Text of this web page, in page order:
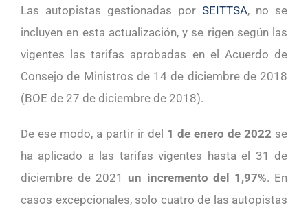
Las autopistas gestionadas por SEITTSA, no se
incluyen en esta actualización, y se rigen según las
vigentes las tarifas aprobadas en el Acuerdo de
Consejo de Ministros de 14 de diciembre de 2018
(BOE de 27 de diciembre de 2018).
De ese modo, a partir ir del 1 de enero de 2022 se
ha aplicado a las tarifas vigentes hasta el 31 de
diciembre de 2021 un incremento del 1,97%. En
casos excepcionales, solo cuatro de las autopistas